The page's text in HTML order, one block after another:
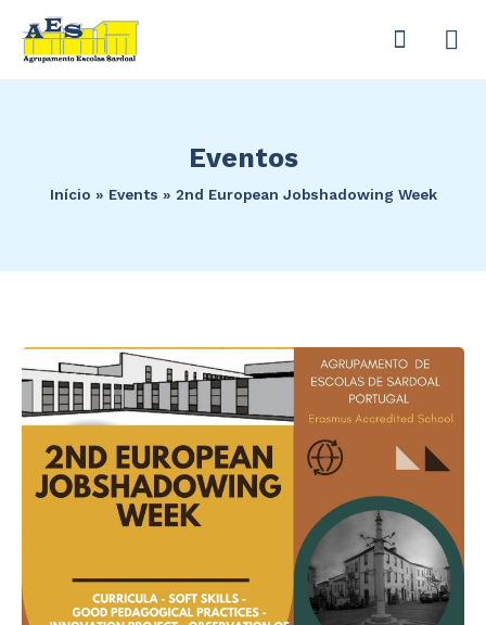
Eventos
Início » Events » 2nd European Jobshadowing Week